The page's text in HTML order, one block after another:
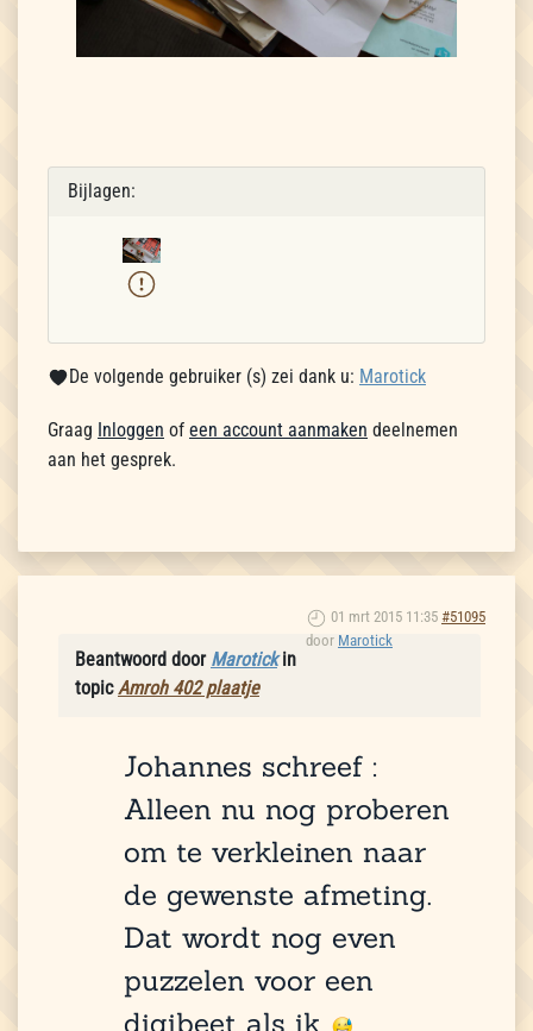
Bijlagen:
De volgende gebruiker (s) zei dank u: Marotick
Graag Inloggen of een account aanmaken deelnemen
aan het gesprek.
01 mrt 2015 11:35 #51095
door Marotick
Beantwoord door Marotickin
topicAmroh 402 plaatje
Johannes schreef :
Alleen nu nog proberen
om te verkleinen naar
de gewenste afmeting.
Dat wordt nog even
puzzelen voor een
digibeet als ik